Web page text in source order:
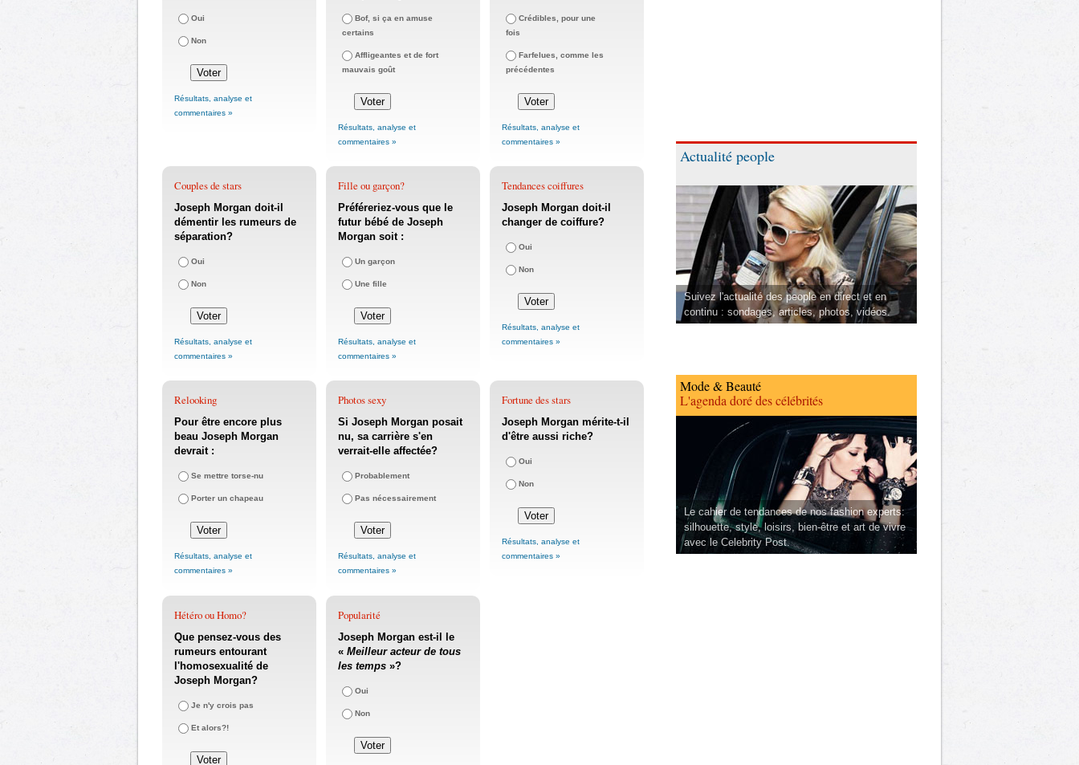
Oui
Non
Résultats, analyse et
commentaires »
Bof, si ça en amuse
certains
Affligeantes et de fort
mauvais goût
Résultats, analyse et
commentaires »
Crédibles, pour une
fois
Farfelues, comme les
précédentes
Résultats, analyse et
commentaires »
Couples de stars
Joseph Morgan doit-il
démentir les rumeurs de
séparation?
Oui
Non
Résultats, analyse et
commentaires »
Fille ou garçon?
Préféreriez-vous que le
futur bébé de Joseph
Morgan soit :
Un garçon
Une fille
Résultats, analyse et
commentaires »
Tendances coiffures
Joseph Morgan doit-il
changer de coiffure?
Oui
Non
Résultats, analyse et
commentaires »
Relooking
Pour être encore plus
beau Joseph Morgan
devrait :
Se mettre torse-nu
Porter un chapeau
Résultats, analyse et
commentaires »
Photos sexy
Si Joseph Morgan posait
nu, sa carrière s'en
verrait-elle affectée?
Probablement
Pas nécessairement
Résultats, analyse et
commentaires »
Fortune des stars
Joseph Morgan mérite-t-il
d'être aussi riche?
Oui
Non
Résultats, analyse et
commentaires »
Hétéro ou Homo?
Que pensez-vous des
rumeurs entourant
l'homosexualité de
Joseph Morgan?
Je n'y crois pas
Et alors?!
Popularité
Joseph Morgan est-il le
« Meilleur acteur de tous
les temps »?
Oui
Non
Actualité people
Suivez l'actualité des people en direct et en
continu : sondages, articles, photos, vidéos.
Mode & Beauté
L'agenda doré des célébrités
Le cahier de tendances de nos fashion experts:
silhouette, style, loisirs, bien-être et art de vivre
avec le Celebrity Post.